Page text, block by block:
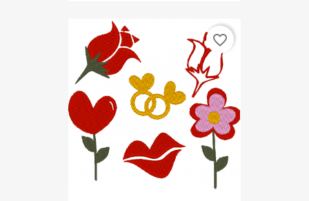
favorite_border